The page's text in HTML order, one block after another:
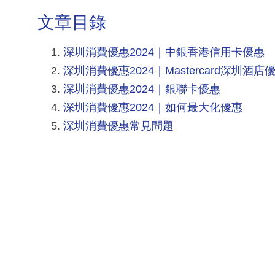
文章目錄
深圳消費優惠2024｜中銀香港信用卡優惠
深圳消費優惠2024｜Mastercard深圳酒店
深圳消費優惠2024｜銀聯卡優惠
深圳消費優惠2024｜如何最大化優惠
深圳消費優惠常見問題